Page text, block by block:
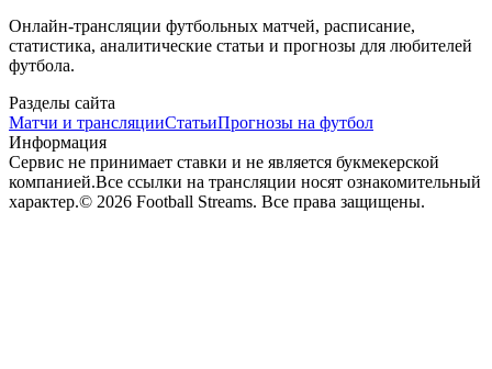
Онлайн-трансляции футбольных матчей, расписание,
статистика, аналитические статьи и прогнозы для любителей
футбола.
Разделы сайта
Матчи и трансляцииСтатьиПрогнозы на футбол
Информация
Сервис не принимает ставки и не является букмекерской
компанией.Все ссылки на трансляции носят ознакомительный
характер.© 2026 Football Streams. Все права защищены.